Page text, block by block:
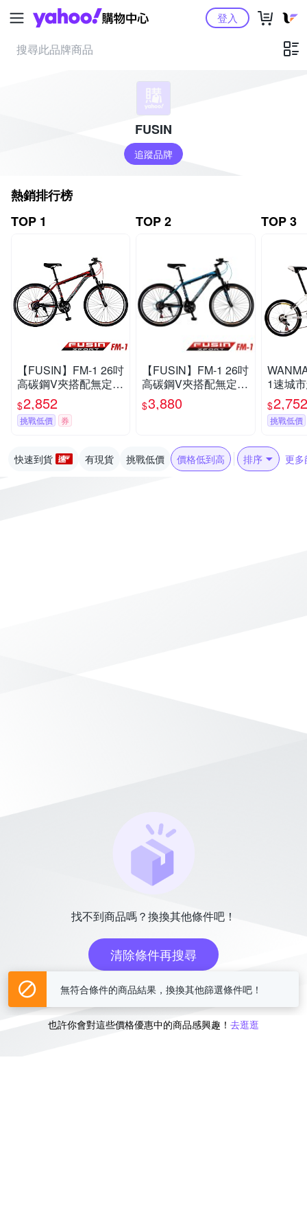
Yahoo購物中心登入
FUSIN
追蹤品牌
熱銷排行榜
TOP 1
【FUSIN】FM-1 26吋
高碳鋼V夾搭配無定位
21速登山車-DIY組裝
版
$2,852
挑戰低價 券
TOP 2
【FUSIN】FM-1 26吋
高碳鋼V夾搭配無定位
21速登山車（100%出
貨服務升級版本）
$3,880
TOP 3
1速城
(服務
$2,752
挑戰低價
快速到貨 有現貨 挑戰低價 價格低到高 排序 更多
找不到商品嗎？換換其他條件吧！
清除條件再搜尋
或
也許你會對這些價格優惠中的商品感興趣！ 去逛逛
無符合條件的商品結果，換換其他篩選條件吧！